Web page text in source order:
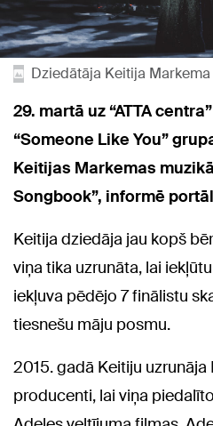
Dziedātāja Keitija
29. martā uz “ATTA
“Someone Like You”
Keitijas Markemas
Songbook”, informē
Keitija dziedāja jau kopš
viņa tika uzrunāta, lai
iekļuva pēdējo 7 finālistu
tiesnešu māju posmu.
2015. gadā Keitiju uzrunāja
producenti, lai viņa